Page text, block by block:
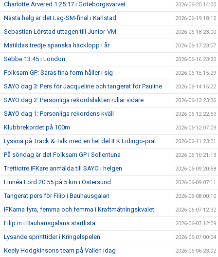
Charlotte Arvered 1:25:17 i Göteborgsvarvet 2026-06-20 14:00
Nästa helg är det Lag-SM-final i Karlstad 2026-06-19 18:12
Sebastian Lörstad uttagen till Junior-VM 2026-06-18 23:00
Matildas tredje spanska häcklopp i år 2026-06-17 23:07
Sebbe 13:45 i London 2026-06-16 23:20
Folksam GP: Saras fina form håller i sig 2026-06-15 15:29
SAYO dag 3: Pers för Jacqueline och tangerat för Pauline 2026-06-14 15:22
SAYO dag 2: Personliga rekordslakten rullar vidare 2026-06-13 23:36
SAYO dag 1: Personliga rekordens kväll 2026-06-12 22:59
Klubbrekordet på 100m 2026-06-12 07:09
Lyssna på Track & Talk med en hel del IFK Lidingö-prat 2026-06-11 23:01
På söndag är det Folksam GP i Sollentuna 2026-06-10 21:13
Trettiotre IFKare anmälda till SAYO i helgen 2026-06-09 20:58
Linnéa Lord 20:55 på 5 km i Östersund 2026-06-09 07:11
Tangerat pers för Filip i Bauhausgalan 2026-06-08 00:10
IFKarna fyra, femma och femma i Kraftmätningskvalet 2026-06-07 12:32
Filip in i Bauhausgalans startlista 2026-06-07 12:09
Lysande sprinttider i Kringelspelen 2026-06-07 00:04
Keely Hodgkinsons team på Vallen idag 2026-06-06 23:02